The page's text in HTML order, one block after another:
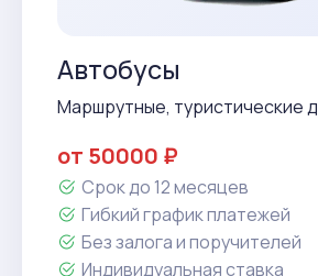
Автобусы
Маршрутные, туристические
от 50000 ₽
Срок до 12 месяцев
Гибкий график платежей
Без залога и поручителей
Индивидуальная ставка